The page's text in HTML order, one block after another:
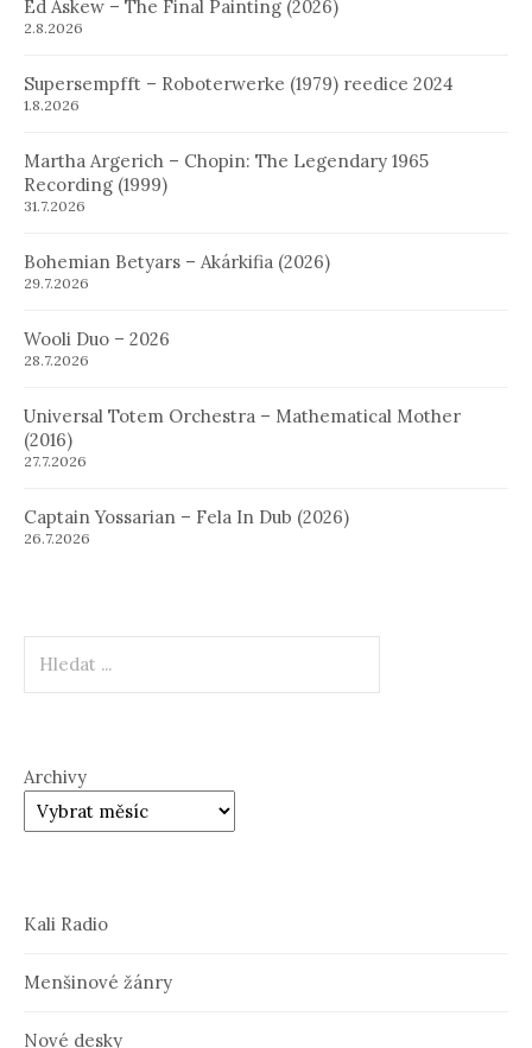
Ed Askew – The Final Painting (2026)
2.8.2026
Supersempfft – Roboterwerke (1979) reedice 2024
1.8.2026
Martha Argerich – Chopin: The Legendary 1965
Recording (1999)
31.7.2026
Bohemian Betyars – Akárkifia (2026)
29.7.2026
Wooli Duo – 2026
28.7.2026
Universal Totem Orchestra – Mathematical Mother
(2016)
27.7.2026
Captain Yossarian – Fela In Dub (2026)
26.7.2026
Archivy
Kali Radio
Menšinové žánry
Nové desky